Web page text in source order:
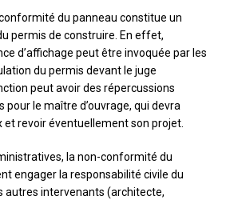
du panneau constitue un
permis de construire. En effet,
d’affichage peut être invoquée par les
du permis devant le juge
peut avoir des répercussions
le maître d’ouvrage, qui devra
revoir éventuellement son projet.
la non-conformité du
engager la responsabilité civile du
autres intervenants (architecte,